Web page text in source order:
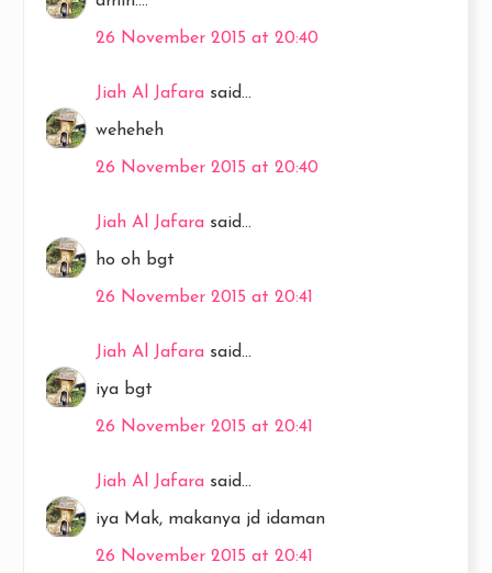
26 November 2015 at 20:40
Jiah Al Jafara said...
weheheh
26 November 2015 at 20:40
Jiah Al Jafara said...
ho oh bgt
26 November 2015 at 20:41
Jiah Al Jafara said...
iya bgt
26 November 2015 at 20:41
Jiah Al Jafara said...
iya Mak, makanya jd idaman
26 November 2015 at 20:41